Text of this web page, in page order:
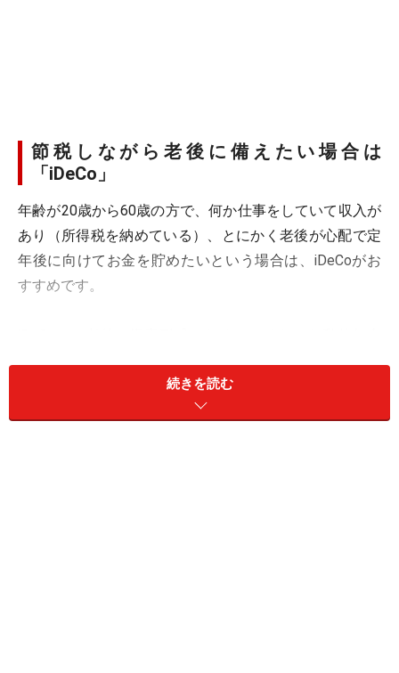
節税しながら老後に備えたい場合は
「iDeCo」
年齢が20歳から60歳の方で、何か仕事をしていて収入が
あり（所得税を納めている）、とにかく老後が心配で定
年後に向けてお金を貯めたいという場合は、iDeCoがお
すすめです。
ん。そう聞くとデメリットのように感じるかもしれませ
んが、着実に老後のお金を貯めることができます。
続きを読む